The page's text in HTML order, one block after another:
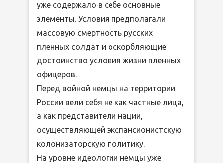
уже содержало в себе основные
элементы. Условия предполагали
массовую смертность русских
пленных солдат и оскорбляющие
достоинство условия жизни пленных
офицеров.
Перед войной немцы на территории
России вели себя не как частные лица,
а как представители нации,
осуществляющей экспансионистскую
колонизаторскую политику.
На уровне идеологии немцы уже